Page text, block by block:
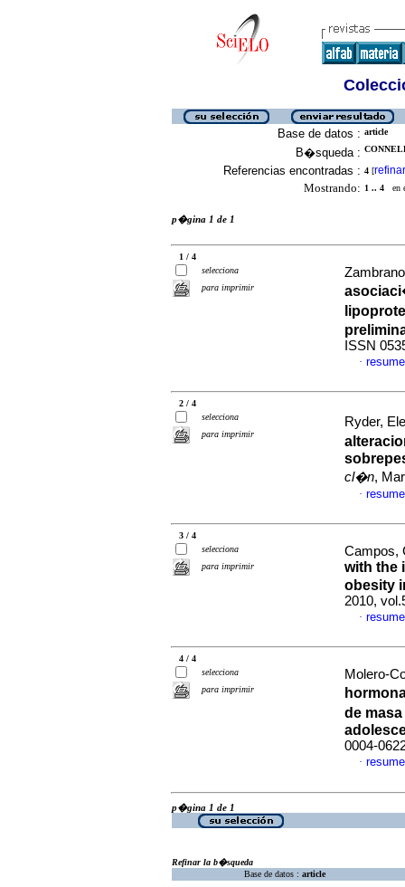
Base de datos : article
B�squeda :
Referencias encontradas : 4 [refinar
Mostrando: 1 .. 4 en
p�gina 1 de 1
1 / 4
selecciona
para imprimir
ISSN
·
2 / 4
selecciona
para imprimir
Ryder,
cl�n,
·
3 / 4
selecciona
para imprimir
Campos,
with the
obesity
2010,
·
4 / 4
selecciona
para imprimir
Molero-
de
0004-
·
p�gina 1 de 1
Refinar la b�squeda
Base de datos : article